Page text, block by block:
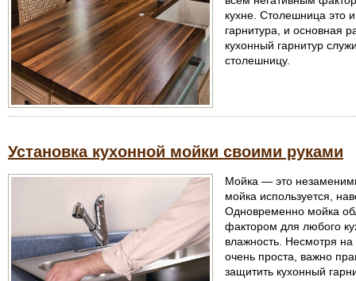
кухне. Столешница это
гарнитура, и основная
кухонный гарнитур
столешницу.
Установка кухонной мойки своими руками
Мойка — это
мойка используется,
Одновременно мойка
фактором для любого
влажность. Несмотря на
очень проста, важно
защитить кухонный